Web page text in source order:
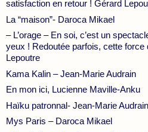
satisfaction en retour ! Gérard
La “maison”- Daroca Mikael
– L’orage – En soi, c’est un
yeux ! Redoutée parfois, cette force
Lepoutre
Kama Kalin – Jean-Marie Audrain
En mon ici, Lucienne Maville-Anku
Haïku patronnal- Jean-Marie Audrain
Mys Paris – Daroca Mikael